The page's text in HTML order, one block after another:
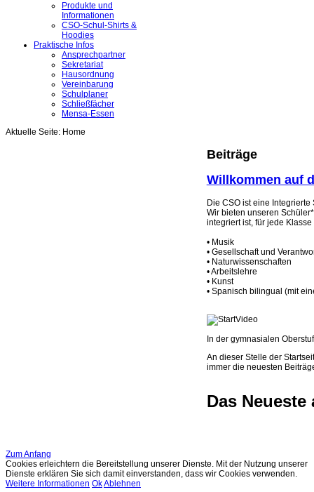
Produkte und
Informationen
CSO-Schul-Shirts &
Hoodies
Praktische Infos
Ansprechpartner
Sekretariat
Hausordnung
Vereinbarung
Schulplaner
Schließfächer
Mensa-Essen
Aktuelle Seite: Home
Beiträge
Willkommen auf
Die CSO ist eine
Wir bieten unseren
integriert ist, für jede
• Musik
• Gesellschaft und
• Naturwissenschaften
• Arbeitslehre
• Kunst
• Spanisch bilingual (mit
In der gymnasialen
An dieser Stelle der
immer die neuesten
Das
Zum Anfang
Cookies erleichtern die Bereitstellung unserer Dienste. Mit der Nutzung unserer
Dienste erklären Sie sich damit einverstanden, dass wir Cookies verwenden.
Weitere Informationen OkAblehnen